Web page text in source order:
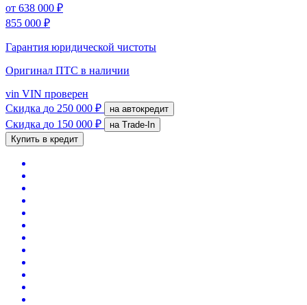
от 638 000 ₽
855 000 ₽
Гарантия юридической чистоты
Оригинал ПТС в наличии
vin VIN проверен
Скидка до 250 000 ₽ на автокредит
Скидка до 150 000 ₽
на Trade-In
Купить в кредит